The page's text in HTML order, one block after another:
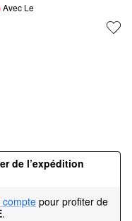
Avec Le
de l’expédition
pour profiter de
.